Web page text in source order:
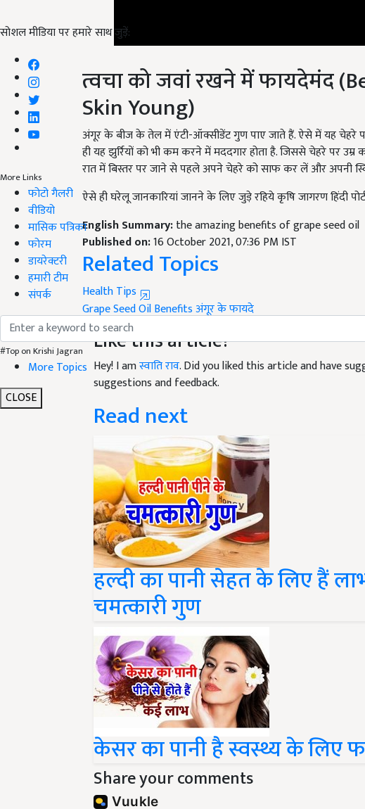
सोशल मीडिया पर हमारे साथ जुड़ें:
More Links
फोटो गैलरी
वीडियो
मासिक पत्रिका
फोरम
डायरेक्टरी
हमारी टीम
संपर्क
#Top on Krishi Jagran
More Topics
CLOSE
त्वचा को जवां रखने में फायदेमंद
Skin Young)
अंगूर के बीज के तेल में एंटी-ऑक्सीडेंट गुण पाए जाते हैं. ऐसे में यह चेहरे
ही यह झुर्रियों को भी कम करने में मददगार होता है. जिससे चेहरे पर
रात में बिस्तर पर जाने से पहले अपने चेहरे को साफ कर लें और अपनी
English Summary:
the amazing benefits of grape seed oil
Published on:16 October 2021, 07:36 PM IST
Related Topics
Health Tips
Grape Seed Oil Benefits
Like this article?
Hey! I amस्वाति राव. Did you liked this article and have
suggestions and feedback.
Read next
हल्दी का पानी सेहत के लिए हैं
चमत्कारी गुण
केसर का पानी है स्वस्थ्य के लिए
Share your comments